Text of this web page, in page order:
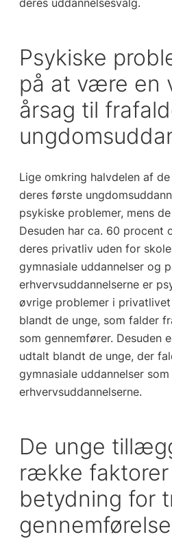
deres uddannelsesvalg.
Psykiske
på at være en
årsag til
Lige omkring halvdelen af
deres første
psykiske problemer, mens
Desuden har ca. 60 procent
deres privatliv uden for
gymnasiale uddannelser og
erhvervsuddannelserne er
øvrige problemer i
blandt de unge, som falder
som gennemfører. Desuden
udtalt blandt de unge, der
gymnasiale uddannelser som
erhvervsuddannelserne.
De unge
række
betydning for
gennemførelse